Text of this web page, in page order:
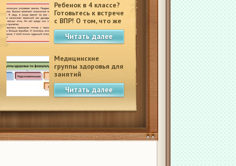
Ребенок в 4 классе?
Готовьтесь к встрече
с ВПР! О том, что же
это такое.
Читать далее
Медицинские
группы здоровья для
занятий
физкультурой в
школеЧитать далее